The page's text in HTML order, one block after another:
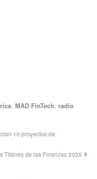
, MAD FinTech, radio
10 proyectos de
Titanes de las Finanzas 2025